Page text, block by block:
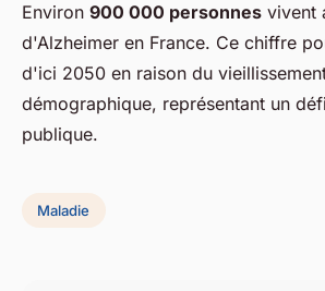
Environ 900 000 personnes vivent
d'Alzheimer en France. Ce chiffre
d'ici 2050 en raison du
démographique, représentant un
publique.
Maladie